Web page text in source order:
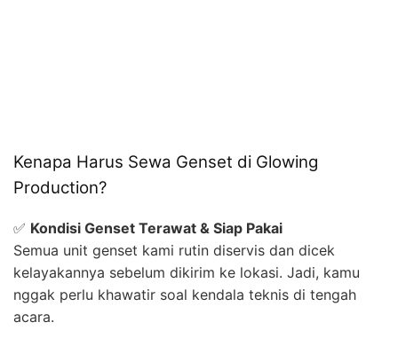
Kenapa Harus Sewa Genset di Glowing
Production?
✅ Kondisi Genset Terawat & Siap Pakai
Semua unit genset kami rutin diservis dan dicek
kelayakannya sebelum dikirim ke lokasi. Jadi, kamu
nggak perlu khawatir soal kendala teknis di tengah
acara.